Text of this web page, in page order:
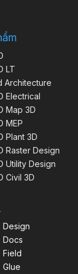
LT
Architecture
Electrical
Map 3D
MEP
Plant 3D
Raster Design
Utility Design
Civil 3D
Design
Docs
Field
Glue